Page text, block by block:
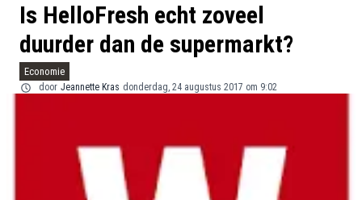
Is HelloFresh echt zoveel
duurder dan de supermarkt?
Economie
door Jeannette Kras donderdag, 24 augustus 2017 om 9:02